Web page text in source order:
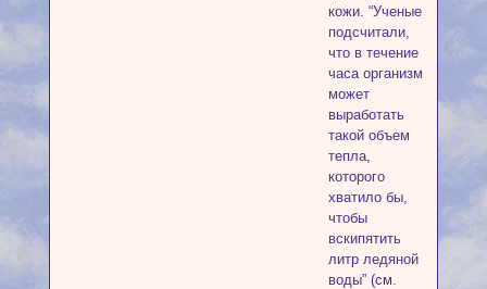
кожи. “Ученые
подсчитали,
что в течение
часа организм
может
выработать
такой объем
тепла,
которого
хватило бы,
чтобы
вскипятить
литр ледяной
воды” (см.